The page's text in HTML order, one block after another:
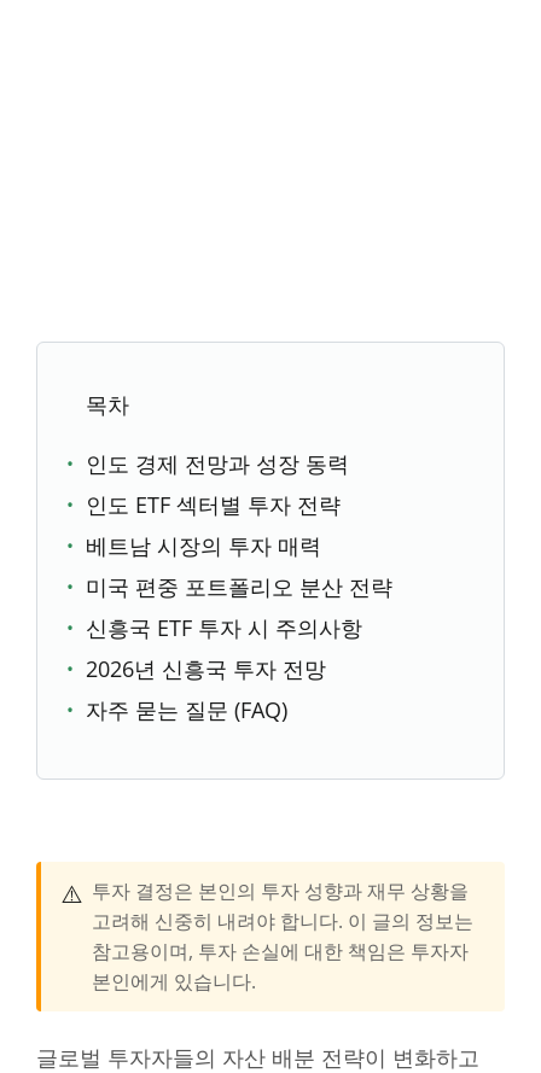
목차
인도 경제 전망과 성장 동력
인도 ETF 섹터별 투자 전략
베트남 시장의 투자 매력
미국 편중 포트폴리오 분산 전략
신흥국 ETF 투자 시 주의사항
2026년 신흥국 투자 전망
자주 묻는 질문 (FAQ)
⚠️ 투자 결정은 본인의 투자 성향과 재무 상황을
고려해 신중히 내려야 합니다. 이 글의 정보는
참고용이며, 투자 손실에 대한 책임은 투자자
본인에게 있습니다.
글로벌 투자자들의 자산 배분 전략이 변화하고